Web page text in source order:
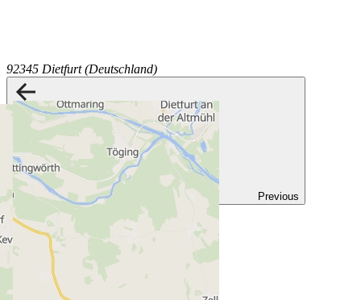
92345 Dietfurt (Deutschland)
Previous